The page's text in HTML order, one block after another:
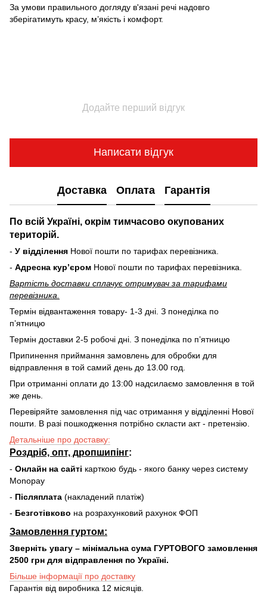
За умови правильного догляду в'язані речі надовго
зберігатимуть красу, м’якість і комфорт.
Додайте перший відгук
Написати відгук
Доставка Оплата Гарантія
По всій Україні, окрім тимчасово окупованих
територій.
- У відділення Нової пошти по тарифах перевізника.
- Адресна курʼєром Нової пошти по тарифах перевізника.
Вартість доставки cплачує отримувач за тарифами
перевізника.
Термін відвантаження товару- 1-3 дні. З понеділка по
пʼятницю
Термін доставки 2-5 робочі дні. З понеділка по пʼятницю
Припинення приймання замовлень для обробки для
відправлення в той самий день до 13.00 год.
При отриманні оплати до 13:00 надсилаємо замовлення в той
же день.
Перевіряйте замовлення під час отримання у відділенні Нової
пошти. В разі пошкодження потрібно скласти акт - претензію.
Детальніше про доставку:
Роздріб, опт, дропшипінг:
- Онлайн на сайті карткою будь - якого банку через систему
Monopay
- Післяплата (накладений платіж)
- Безготівково на розрахунковий рахунок ФОП
Замовлення гуртом:
Зверніть увагу – мінімальна сума ГУРТОВОГО замовлення
2500 грн для відправлення по Україні.
Більше інформації про доставку
Гарантія від виробника 12 місяців.